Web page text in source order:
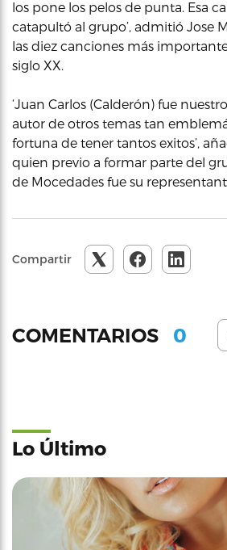
los pone los pelos de punta. Esa
catapultó al grupo’, admitió Jose
las diez canciones más
siglo XX.
‘Juan Carlos (Calderón) fue
autor de otros temas tan
fortuna de tener tantos exitos’,
quien previo a formar parte del
de Mocedades fue su
Compartir
COMENTARIOS 0
Lo Último